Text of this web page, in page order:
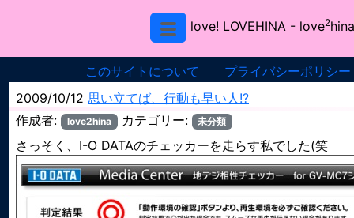
love! LOVEHINA - love2
このサイトについて
プライバシーポリシー
2009/10/12 思い立てば、行動も早い人!?
作成者:
love2hina カテゴリー: 未分類
さっそく、I-O DATAのチェッカーを走らす私でした(笑